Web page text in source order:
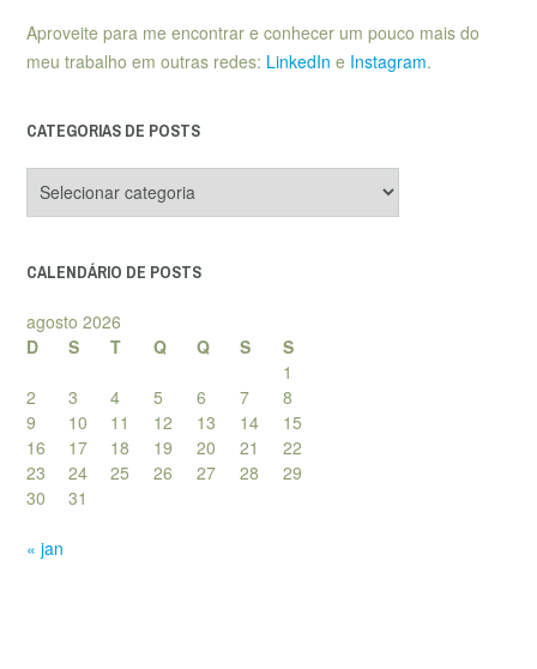
Aproveite para me encontrar e conhecer um pouco mais do
meu trabalho em outras redes: LinkedIn e Instagram.
CATEGORIAS DE POSTS
de
CALENDÁRIO DE POSTS
agosto 2026
D
S T Q Q S
S
1
2
3 4 5 6 7
8
9
10 11 12 13 14
15
16
17 18 19 20 21
22
23
24 25 26 27 28
29
30
31
« jan